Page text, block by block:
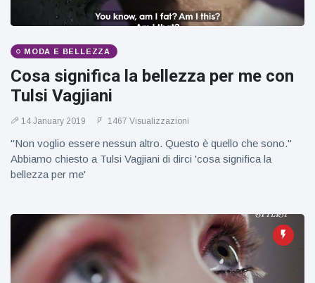
MODA E BELLEZZA
Cosa significa la bellezza per me con
Tulsi Vagjiani
14 January 2019 1467 Visualizzazioni
"Non voglio essere nessun altro. Questo è quello che sono."
Abbiamo chiesto a Tulsi Vagjiani di dirci 'cosa significa la
bellezza per me'